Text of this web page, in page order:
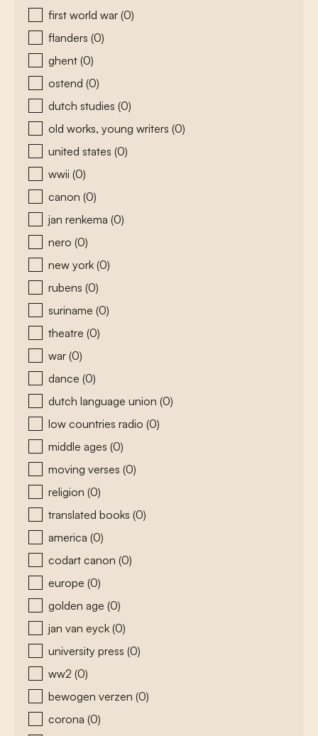
first world war (0)
flanders (0)
ghent (0)
ostend (0)
dutch studies (0)
old works, young writers (0)
united states (0)
wwii (0)
canon (0)
jan renkema (0)
nero (0)
new york (0)
rubens (0)
suriname (0)
theatre (0)
war (0)
dance (0)
dutch language union (0)
low countries radio (0)
middle ages (0)
moving verses (0)
religion (0)
translated books (0)
america (0)
codart canon (0)
europe (0)
golden age (0)
jan van eyck (0)
university press (0)
ww2 (0)
bewogen verzen (0)
corona (0)